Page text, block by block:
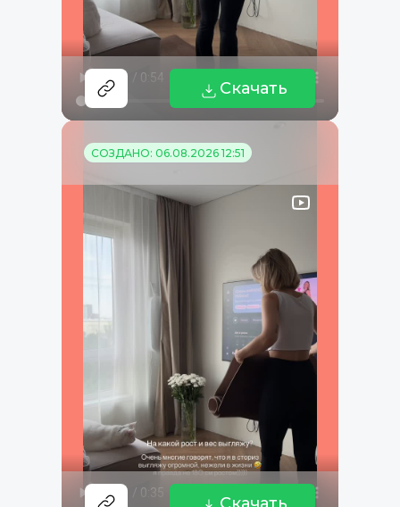
Скачать
СОЗДАНО: 06.08.2026 12:51